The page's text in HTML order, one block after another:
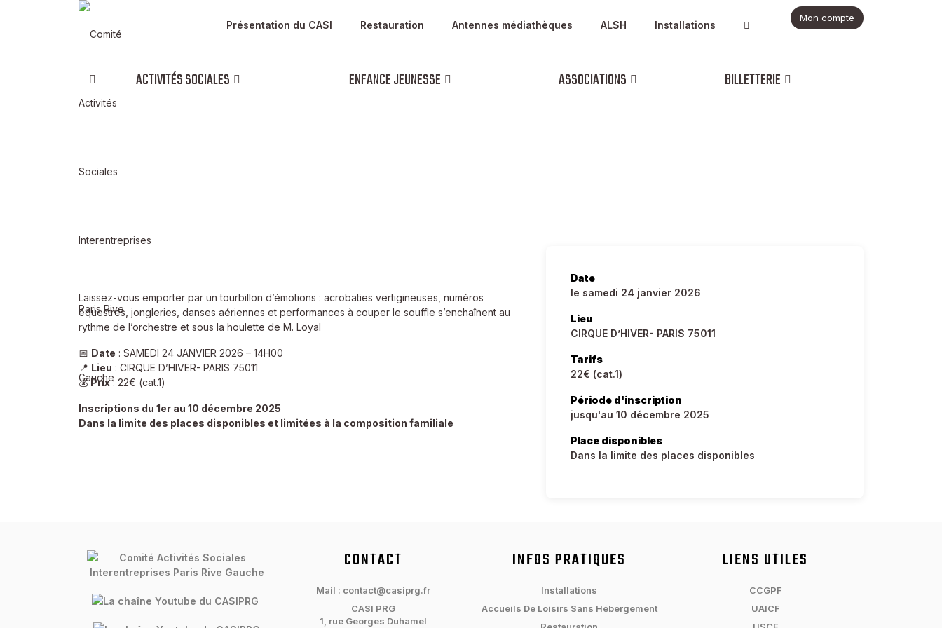
Présentation du CASI Restauration Antennes médiathèques ALSH Installations
Mon compte
ACTIVITÉS SOCIALES ENFANCE JEUNESSE ASSOCIATIONS BILLETTERIE
Laissez-vous emporter par un tourbillon d’émotions : acrobaties vertigineuses, numéros
équestres, jongleries, danses aériennes et performances à couper le souffle s’enchaînent au
rythme de l’orchestre et sous la houlette de M. Loyal
📅 Date : SAMEDI 24 JANVIER 2026 – 14H00
📍 Lieu : CIRQUE D’HIVER- PARIS 75011
💰Prix: 22€ (cat.1)
Inscriptions du 1er au 10 décembre 2025
Dans la limite des places disponibles et limitées à la composition familiale
Date
le samedi 24 janvier 2026
Lieu
CIRQUE D’HIVER- PARIS 75011
Tarifs
22€ (cat.1)
Période d'inscription
jusqu'au 10 décembre 2025
Place disponibles
Dans la limite des places disponibles
CONTACT
Mail : contact@casiprg.fr
CASI PRG
1, rue Georges Duhamel
INFOS PRATIQUES
Installations
Accueils De Loisirs Sans Hébergement
LIENS UTILES
CCGPF
UAICF